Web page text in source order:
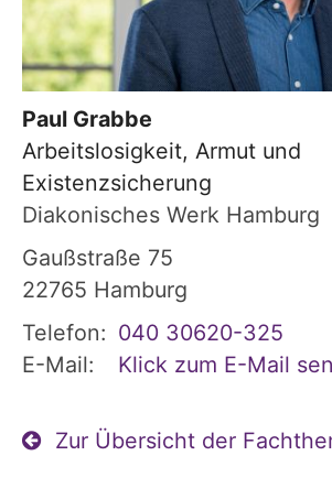
Paul Grabbe
Arbeitslosigkeit, Armut und
Existenzsicherung
Diakonisches Werk Hamburg
Gaußstraße 75
22765 Hamburg
Telefon: 040 30620-325
E-Mail:
Klick zum E-Mail
Zur Übersicht der